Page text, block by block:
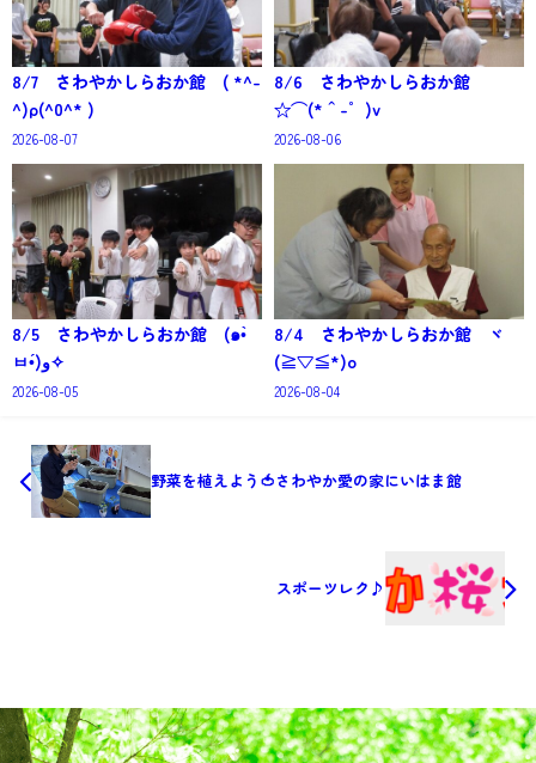
8/7 さわやかしらおか館 ( *^-
^)ρ(^0^* )
2026-08-07
8/6 さわやかしらおか館
☆⌒(*＾-゜)v
2026-08-06
8/5 さわやかしらおか館 (๑•̀
ㅂ•́)و✧
2026-08-05
8/4 さわやかしらおか館 ヾ
(≧▽≦*)o
2026-08-04
野菜を植えよう🍅さわやか愛の家にいはま館
スポーツレク♪